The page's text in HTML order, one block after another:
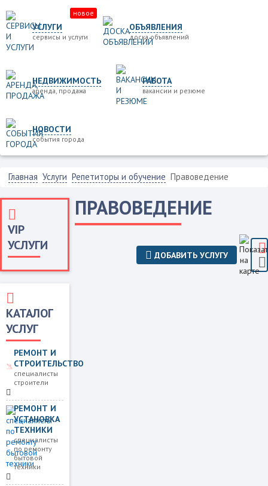
УСЛУГИ
сервисы и услуги
новое
ОБЪЯВЛЕНИЯ
доска объявлений
НЕДВИЖИМОСТЬ
аренда, продажа
РАБОТА
вакансии и резюме
НОВОСТИ
события города
Главная Услуги Репетиторы и обучение Правоведение
VIP
УСЛУГИ
КАТАЛОГ
УСЛУГ
РЕМОНТ И
СТРОИТЕЛЬСТВО
специалисты
строители
РЕМОНТ И
УСТАНОВКА
ТЕХНИКИ
специалисты
по ремонту
бытовой
техники
ПРАВОВЕДЕНИЕ
ДОБАВИТЬ УСЛУГУ